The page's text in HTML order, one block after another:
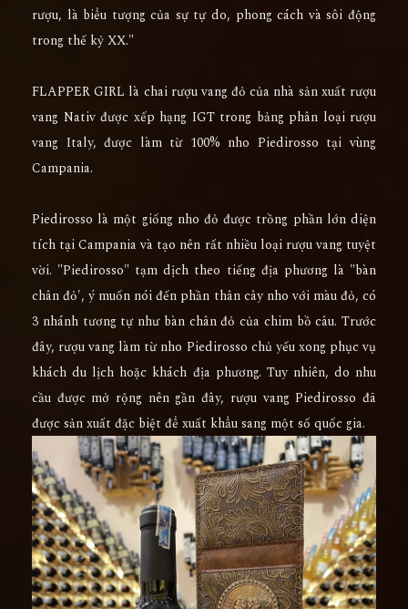
rượu, là biểu tượng của sự tự do, phong cách và sôi động
trong thế kỷ XX."
FLAPPER GIRL là chai rượu vang đỏ của nhà sản xuất rượu
vang Nativ được xếp hạng IGT trong bảng phân loại rượu
vang Italy, được làm từ 100% nho Piedirosso tại vùng
Campania.
Piedirosso là một giống nho đỏ được trồng phần lớn diện
tích tại Campania và tạo nên rất nhiều loại rượu vang tuyệt
vời. "Piedirosso" tạm dịch theo tiếng địa phương là "bàn
chân đỏ', ý muốn nói đến phần thân cây nho với màu đỏ, có
3 nhánh tương tự như bàn chân đỏ của chim bồ câu. Trước
đây, rượu vang làm từ nho Piedirosso chủ yếu xong phục vụ
khách du lịch hoặc khách địa phương. Tuy nhiên, do nhu
cầu được mở rộng nên gần đây, rượu vang Piedirosso đã
được sản xuất đặc biệt để xuất khẩu sang một số quốc gia.